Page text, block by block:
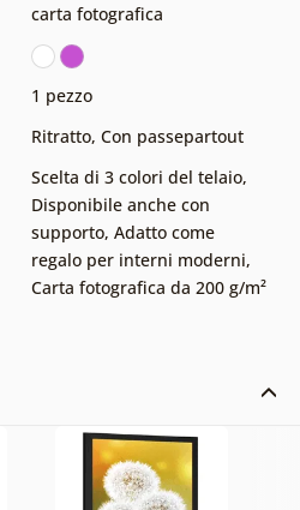
carta fotografica
1 pezzo
Ritratto, Con passepartout
Scelta di 3 colori del telaio,
Disponibile anche con
supporto, Adatto come
regalo per interni moderni,
Carta fotografica da 200 g/m²